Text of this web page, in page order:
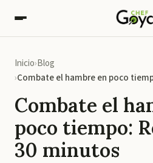
Inicio Blog
Combate el hambre en poco
Combate el
poco tiempo:
30 minutos